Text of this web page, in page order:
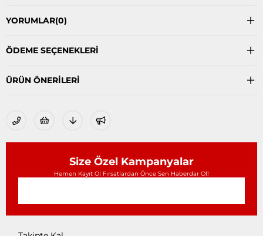
YORUMLAR(0)
ÖDEME SEÇENEKLERI
ÜRÜN ÖNERILERI
Size Özel Kampanyalar
Hemen Kayıt Ol Fırsatlardan Önce Sen Haberdar Ol!